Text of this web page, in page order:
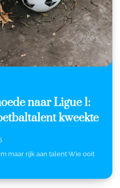
naar Ligue 1:
kweekte
maar rijk aan talent Wie ooit